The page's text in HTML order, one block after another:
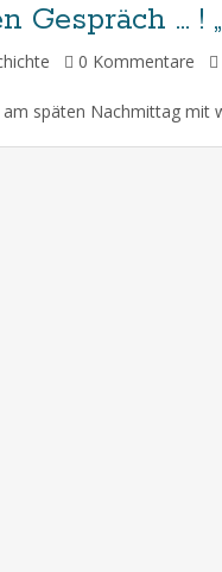
Gespräch … ! „
0 Kommentare